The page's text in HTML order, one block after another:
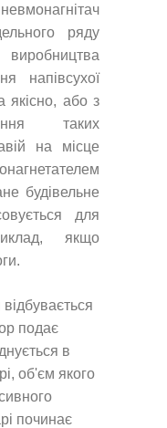
ряду
напівсухої
якісно, ​​або з
таких
на місце
будівельне
для
якщо
подає
в
об'єм якого
починає